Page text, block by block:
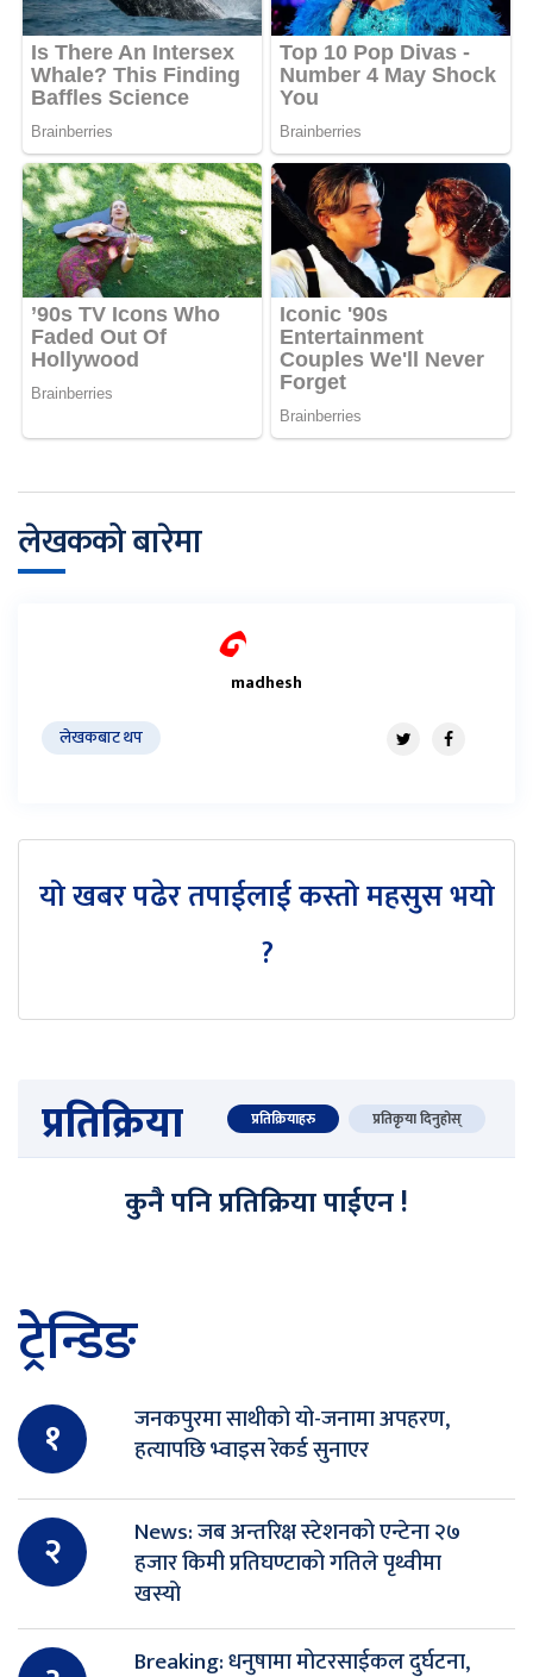
लेखकको बारेमा
madhesh
लेखकबाट थप
यो खबर पढेर तपाईलाई कस्तो महसुस भयो
?
प्रतिक्रिया प्रतिक्रियाहरु प्रतिकृया दिनुहोस्
कुनै पनि प्रतिक्रिया पाईएन !
ट्रेन्डिङ
१
जनकपुरमा साथीको यो-जनामा अपहरण,
हत्यापछि भ्वाइस रेकर्ड सुनाएर
२
News: जब अन्तरिक्ष स्टेशनको एन्टेना २७
हजार किमी प्रतिघण्टाको गतिले पृथ्वीमा
खस्यो
Breaking: धनुषामा मोटरसाईकल दुर्घटना,